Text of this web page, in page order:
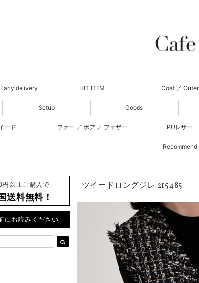
Early delivery HIT ITEM Coat ／ Outer
Setup Goods
ード ファー ／ ボア ／ フェザー PUレザー
Recommend
以上ご購入で
送料無料！
にお読みください
ツイードロングジレ 215485